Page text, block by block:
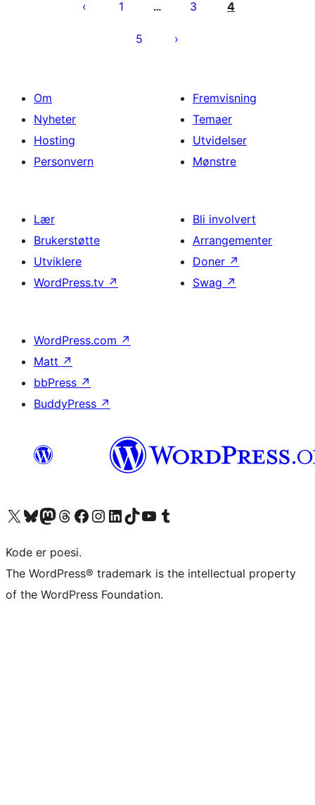
1 … 3 4
5
Om
Nyheter
Hosting
Personvern
Fremvisning
Temaer
Utvidelser
Mønstre
Lær
Brukerstøtte
Utviklere
WordPress.tv ↗
Bli involvert
Arrangementer
Doner ↗
Swag ↗
WordPress.com ↗
Matt ↗
bbPress ↗
BuddyPress ↗
Besøk vår konto på X Visit our Bluesky account
Besøk vår Mastodon-konto
Visit our Threads account
Besøk vår Facebook-sideBesøk vår Instagram-konto
Besøk vår LinkedIn-konto
Visit our TikTok account
Visit our YouTube channel
Visit our Tumblr account
Kode er poesi.
The WordPress® trademark is the intellectual property
of the WordPress Foundation.